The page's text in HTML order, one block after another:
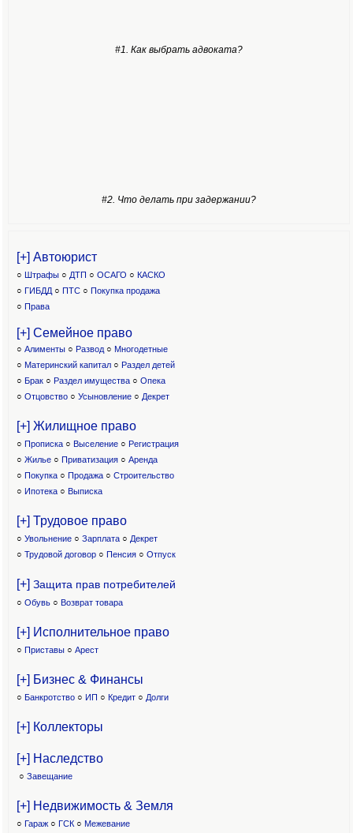
#1. Как выбрать адвоката?
#2. Что делать при задержании?
[+] Автоюрист
○ Штрафы ○ ДТП ○ ОСАГО ○ КАСКО
○ ГИБДД ○ ПТС ○ Покупка продажа
○ Права
[+] Семейное право
○ Алименты ○ Развод ○ Многодетные
○ Материнский капитал○ Раздел детей
○ Брак ○ Раздел имущества ○ Опека
○ Отцовство○ Усыновление ○ Декрет
[+] Жилищное право
○ Прописка ○ Выселение ○ Регистрация
○ Жилье ○ Приватизация ○ Аренда
○ Покупка ○ Продажа ○ Строительство
○ Ипотека ○ Выписка
[+] Трудовое право
○ Увольнение ○ Зарплата ○ Декрет
○ Трудовой договор ○ Пенсия ○ Отпуск
[+] Защита прав потребителей
○ Обувь ○ Возврат товара
[+] Исполнительное право
○ Приставы ○ Арест
[+] Бизнес & Финансы
○ Банкротство ○ ИП ○ Кредит ○ Долги
[+] Коллекторы
[+] Наследство
○ Завещание
[+] Недвижимость & Земля
○ Гараж ○ ГСК ○ Межевание